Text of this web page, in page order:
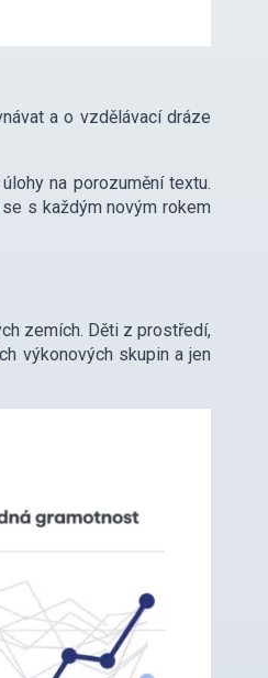
a o vzdělávací dráze
na porozumění textu.
s každým novým rokem
zemích. Děti z prostředí,
výkonových skupin a jen